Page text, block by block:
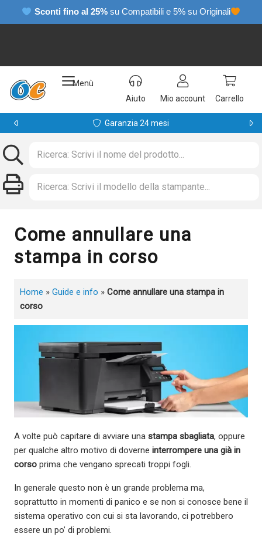
Sconti fino al 25% su Compatibili e 5% su Originali
Menù
Aiuto
Mio account Carrello
Garanzia 24 mesi
Come annullare una
stampa in corso
Home » Guide e info » Come annullare una stampa in
corso
A volte può capitare di avviare una stampa sbagliata, oppure
per qualche altro motivo di doverne interrompere una già in
corso prima che vengano sprecati troppi fogli.
In generale questo non è un grande problema ma,
soprattutto in momenti di panico e se non si conosce bene il
sistema operativo con cui si sta lavorando, ci potrebbero
essere un po’ di problemi.